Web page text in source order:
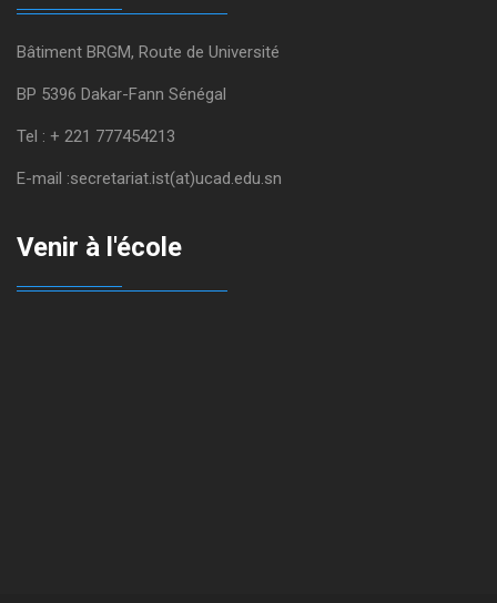
Bâtiment BRGM, Route de Université
BP 5396 Dakar-Fann Sénégal
Tel : + 221 777454213
E-mail :secretariat.ist(at)ucad.edu.sn
Venir à l'école